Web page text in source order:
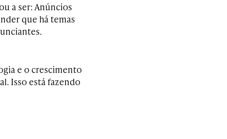
a ser: Anúncios
que há temas
e o crescimento
Isso está fazendo